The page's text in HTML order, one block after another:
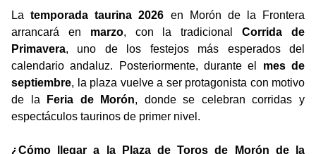
Latemporada taurina 2026 en Morón de la Frontera
arrancará en marzo, con la tradicionalCorrida de
Primavera, uno de los festejos más esperados del
calendario andaluz. Posteriormente, durante el mes de
septiembre, la plaza vuelve a ser protagonista con motivo
de la
Feria de Morón, donde se celebran corridas y
espectáculos taurinos de primer nivel.
¿Cómo llegar a la Plaza de Toros de Morón de la